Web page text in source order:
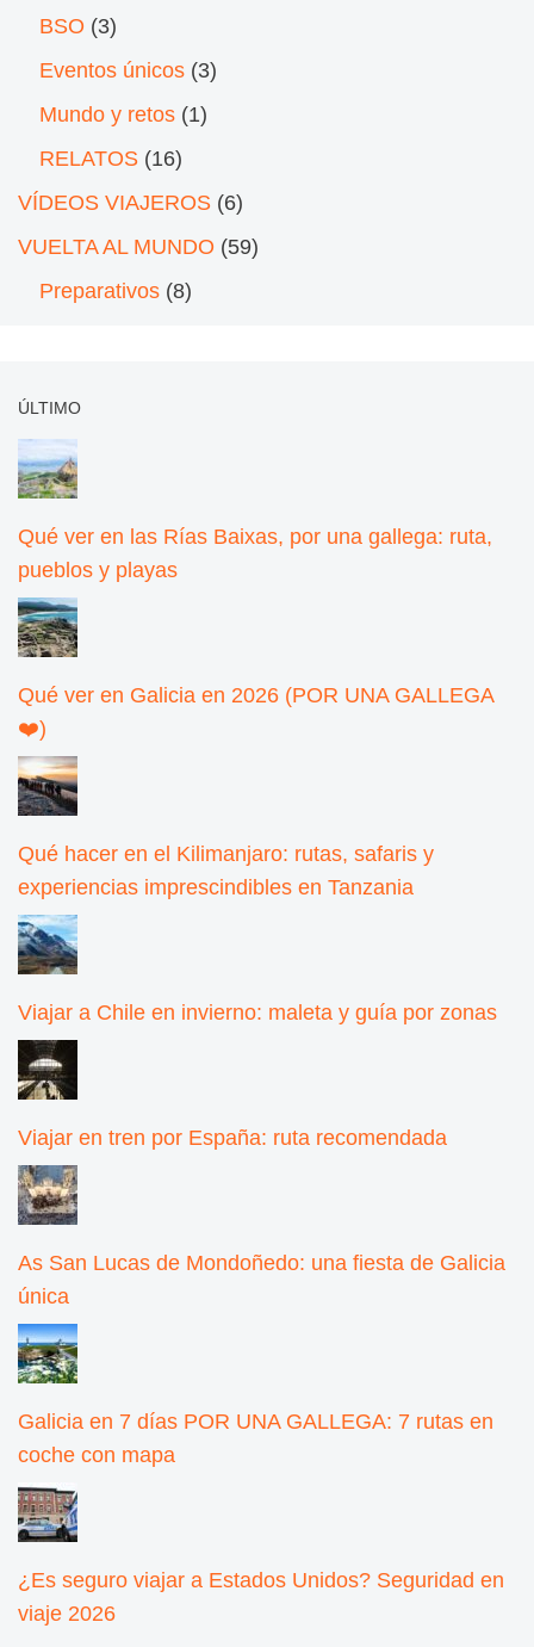
BSO (3)
Eventos únicos (3)
Mundo y retos (1)
RELATOS (16)
VÍDEOS VIAJEROS (6)
VUELTA AL MUNDO (59)
Preparativos (8)
ÚLTIMO
Qué ver en las Rías Baixas, por una gallega: ruta,
pueblos y playas
Qué ver en Galicia en 2026 (POR UNA GALLEGA
❤️)
Qué hacer en el Kilimanjaro: rutas, safaris y
experiencias imprescindibles en Tanzania
Viajar a Chile en invierno: maleta y guía por zonas
Viajar en tren por España: ruta recomendada
As San Lucas de Mondoñedo: una fiesta de Galicia
única
Galicia en 7 días POR UNA GALLEGA: 7 rutas en
coche con mapa
¿Es seguro viajar a Estados Unidos? Seguridad en
viaje 2026